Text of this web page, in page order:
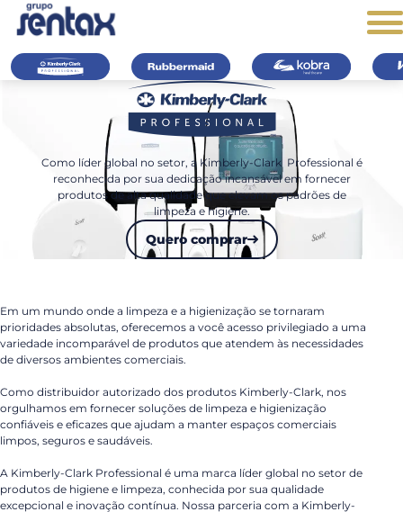
A Kimberly-Clark
Professional oferece
produtos de higiene
pessoal essenciais,
ajudando a manter
ambientes excepcionais
e sempre higienizados.
Equipamentos de
limpeza e ergonômicos
como alta performance
e durabilidade.
Ver mais
Estações de
de água
para consumo
Como líder global no setor, a Kimberly-Clark Professional é
reconhecida por sua dedicação incansável em fornecer
produtos de alta qualidade que elevam os padrões de
limpeza e higiene.
Quero comprar
Em um mundo onde a limpeza e a higienização se tornaram
prioridades absolutas, oferecemos a você acesso privilegiado a uma
variedade incomparável de produtos que atendem às necessidades
de diversos ambientes comerciais.
Como distribuidor autorizado dos produtos Kimberly-Clark, nos
orgulhamos em fornecer soluções de limpeza e higienização
confiáveis e eficazes que ajudam a manter espaços comerciais
limpos, seguros e saudáveis.
A Kimberly-Clark Professional é uma marca líder global no setor de
produtos de higiene e limpeza, conhecida por sua qualidade
excepcional e inovação contínua. Nossa parceria com a Kimberly-